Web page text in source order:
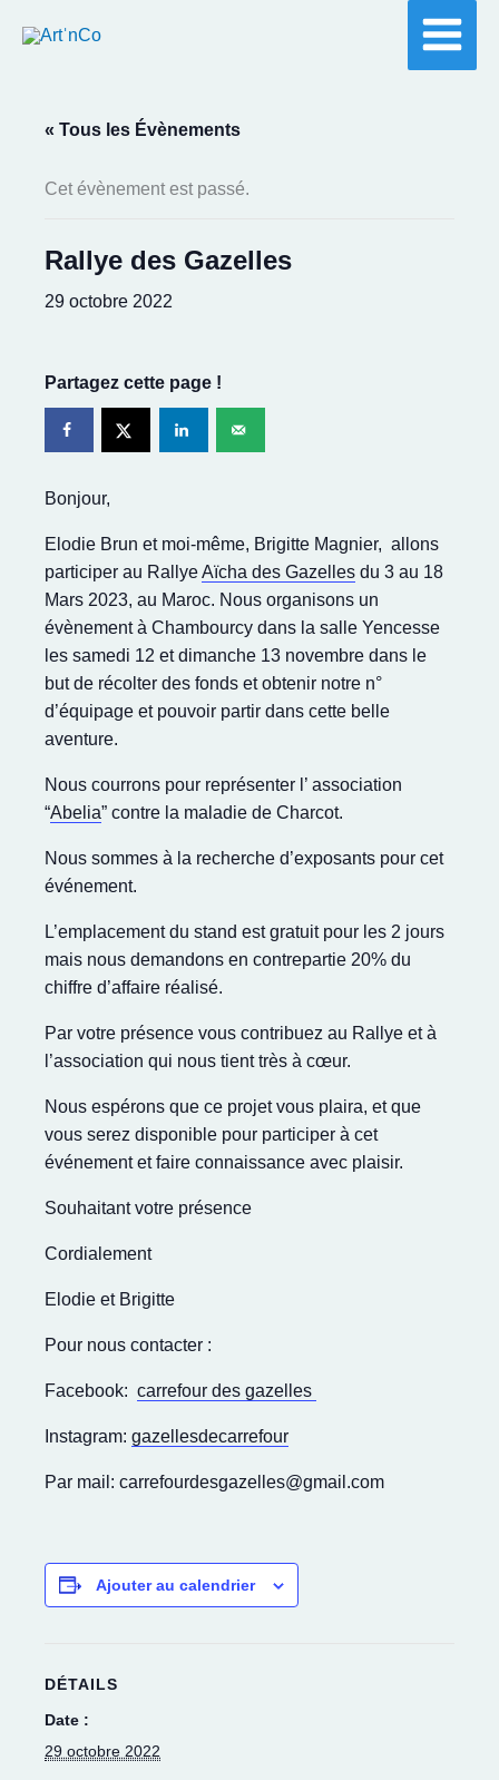
« Tous les Évènements
Cet évènement est passé.
Rallye des Gazelles
29 octobre 2022
Partagez cette page !
Bonjour,
Elodie Brun et moi-même, Brigitte Magnier, allons
participer au RallyeAïcha des Gazelles du 3 au 18
Mars 2023, au Maroc. Nous organisons un
évènement à Chambourcy dans la salle Yencesse
les samedi 12 et dimanche 13 novembre dans le
but de récolter des fonds et obtenir notre n°
d’équipage et pouvoir partir dans cette belle
aventure.
Nous courrons pour représenter l’ association
“Abelia” contre la maladie de Charcot.
Nous sommes à la recherche d’exposants pour cet
événement.
L’emplacement du stand est gratuit pour les 2 jours
mais nous demandons en contrepartie 20% du
chiffre d’affaire réalisé.
Par votre présence vous contribuez au Rallye et à
l’association qui nous tient très à cœur.
Nous espérons que ce projet vous plaira, et que
vous serez disponible pour participer à cet
événement et faire connaissance avec plaisir.
Souhaitant votre présence
Cordialement
Elodie et Brigitte
Pour nous contacter :
Facebook: carrefour des gazelles
Instagram: gazellesdecarrefour
Par mail: carrefourdesgazelles@gmail.com
Ajouter au calendrier
DÉTAILS
Date :
29 octobre 2022